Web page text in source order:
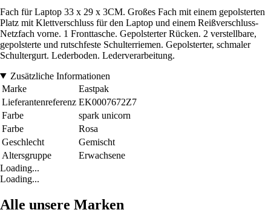
Fach für Laptop 33 x 29 x 3CM. Großes Fach mit einem gepolsterten
Platz mit Klettverschluss für den Laptop und einem Reißverschluss-
Netzfach vorne. 1 Fronttasche. Gepolsterter Rücken. 2 verstellbare,
gepolsterte und rutschfeste Schulterriemen. Gepolsterter, schmaler
Schultergurt. Lederboden. Lederverarbeitung.
Zusätzliche Informationen
Marke
Eastpak
Lieferantenreferenz EK0007672Z7
Farbe
spark unicorn
Farbe
Rosa
Geschlecht
Gemischt
Altersgruppe
Erwachsene
Loading...
Loading...
Alle unsere Marken